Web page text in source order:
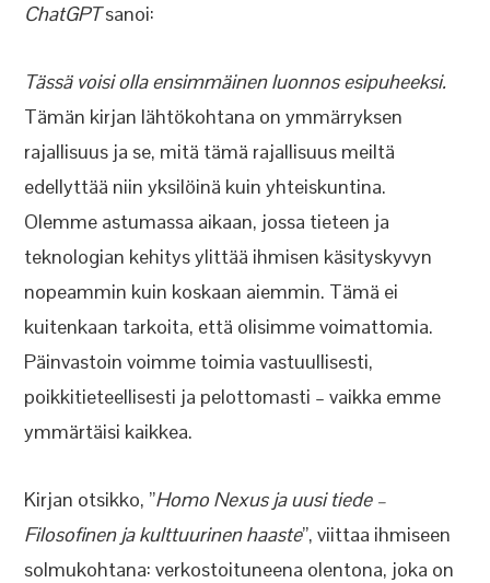
ChatGPTsanoi:
Tässä voisi olla ensimmäinen luonnos esipuheeksi.
Tämän kirjan lähtökohtana on ymmärryksen
rajallisuus ja se, mitä tämä rajallisuus meiltä
edellyttää niin yksilöinä kuin yhteiskuntina.
Olemme astumassa aikaan, jossa tieteen ja
teknologian kehitys ylittää ihmisen käsityskyvyn
nopeammin kuin koskaan aiemmin. Tämä ei
kuitenkaan tarkoita, että olisimme voimattomia.
Päinvastoin voimme toimia vastuullisesti,
poikkitieteellisesti ja pelottomasti – vaikka emme
ymmärtäisi kaikkea.
Kirjan otsikko, ”Homo Nexus ja uusi tiede –
Filosofinen ja kulttuurinen haaste”, viittaa ihmiseen
solmukohtana: verkostoituneena olentona, joka on